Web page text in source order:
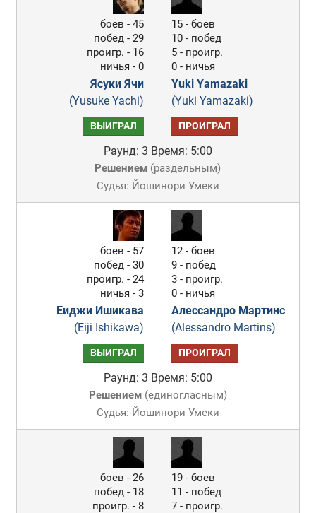
боев - 45
побед - 29
проигр. - 16
ничья - 0
Ясуки Ячи
(Yusuke Yachi)
15 - боев
10 - побед
5 - проигр.
0 - ничья
Yuki Yamazaki
(Yuki Yamazaki)
ВЫИГРАЛ ПРОИГРАЛ
Раунд: 3 Время: 5:00
Решением (раздельным)
Судья: Йошинори Умеки
боев - 57
побед - 30
проигр. - 24
ничья - 3
Еиджи Ишикава
(Eiji Ishikawa)
12 - боев
9 - побед
3 - проигр.
0 - ничья
Алессандро Мартинс
(Alessandro Martins)
ВЫИГРАЛ ПРОИГРАЛ
Раунд: 3 Время: 5:00
Решением(единогласным)
Судья: Йошинори Умеки
боев - 26
побед - 18
проигр. - 8
19 - боев
11 - побед
7 - проигр.